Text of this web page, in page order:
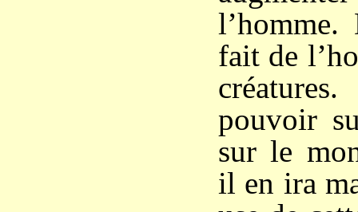
fait de
pouvoir
sur le
il en ira